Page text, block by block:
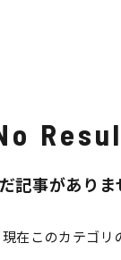
記事がありま
在このカテゴリ